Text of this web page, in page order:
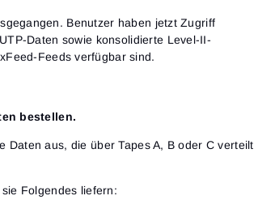
Benutzer haben jetztZugriff
Daten sowie konsolidierte Level-II-
Feeds verfügbar sind.
bestellen.
Daten aus, die über Tapes A, B oder C verteilt
Folgendes liefern: